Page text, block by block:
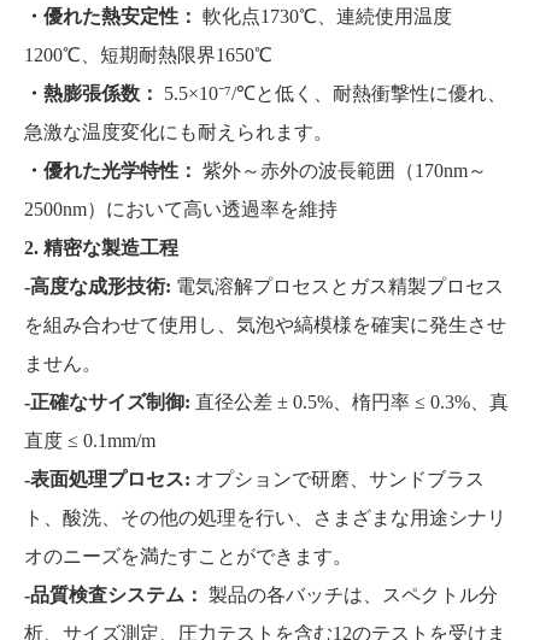
・優れた熱安定性： 軟化点1730℃、連続使用温度
1200℃、短期耐熱限界1650℃
・熱膨張係数： 5.5×10⁻⁷/℃と低く、耐熱衝撃性に優れ、
急激な温度変化にも耐えられます。
・優れた光学特性： 紫外～赤外の波長範囲（170nm～
2500nm）において高い透過率を維持
2. 精密な製造工程
-高度な成形技術: 電気溶解プロセスとガス精製プロセス
を組み合わせて使用​​し、気泡や縞模様を確実に発生させ
ません。
-正確なサイズ制御: 直径公差 ± 0.5%、楕円率 ≤ 0.3%、真
直度 ≤ 0.1mm/m
-表面処理プロセス: オプションで研磨、サンドブラス
ト、酸洗、その他の処理を行い、さまざまな用途シナリ
オのニーズを満たすことができます。
-品質検査システム： 製品の各バッチは、スペクトル分
析、サイズ測定、圧力テストを含む12のテストを受けま